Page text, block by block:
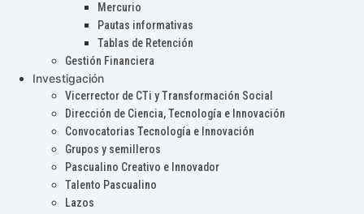
Mercurio
Pautas informativas
Tablas de Retención
Gestión Financiera
Investigación
Vicerrector de CTi y Transformación Social
Dirección de Ciencia, Tecnología e Innovación
Convocatorias Tecnología e Innovación
Grupos y semilleros
Pascualino Creativo e Innovador
Talento Pascualino
Lazos